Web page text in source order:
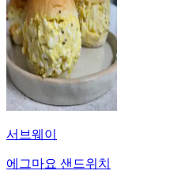
서브웨이
에그마요 샌드위치